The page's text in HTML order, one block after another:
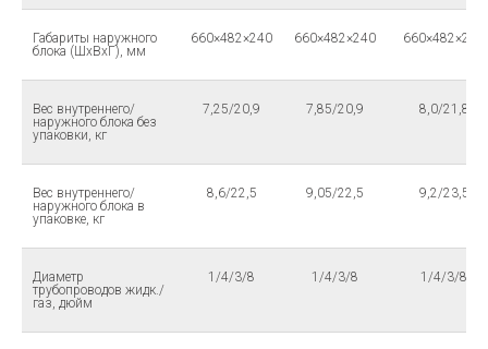
Габариты наружного
блока (ШхВхГ), мм
660×482×240 660×482×240 660×482×240
Вес внутреннего/
наружного блока без
упаковки, кг
7,25/20,9 7,85/20,9 8,0/21,8
Вес внутреннего/
наружного блока в
упаковке, кг
8,6/22,5 9,05/22,5 9,2/23,5
Диаметр
трубопроводов жидк./
газ, дюйм
1/4/3/8 1/4/3/8 1/4/3/8